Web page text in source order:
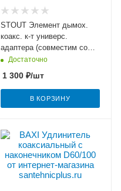
STOUT Элемент дымох.
коакс. к-т универс.
адаптера (совместим со
всеми марками котлов)
Достаточно
1 300₽/шт
В КОРЗИНУ